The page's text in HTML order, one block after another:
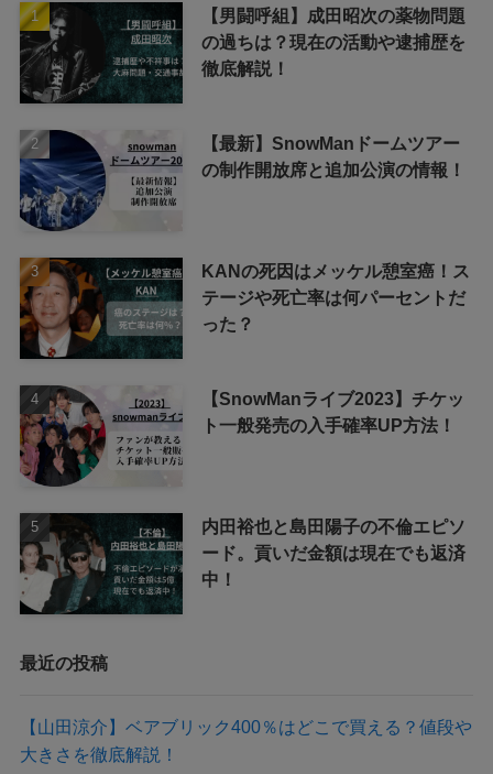
【男闘呼組】成田昭次の薬物問題
の過ちは？現在の活動や逮捕歴を
徹底解説！
【最新】SnowManドームツアー
の制作開放席と追加公演の情報！
KANの死因はメッケル憩室癌！ス
テージや死亡率は何パーセントだ
った？
【SnowManライブ2023】チケッ
ト一般発売の入手確率UP方法！
内田裕也と島田陽子の不倫エピソ
ード。貢いだ金額は現在でも返済
中！
最近の投稿
【山田涼介】ベアブリック400％はどこで買える？値段や
大きさを徹底解説！